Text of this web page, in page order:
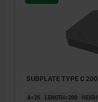
SUBPLATE TYPE C
A=25 LENGTH=200